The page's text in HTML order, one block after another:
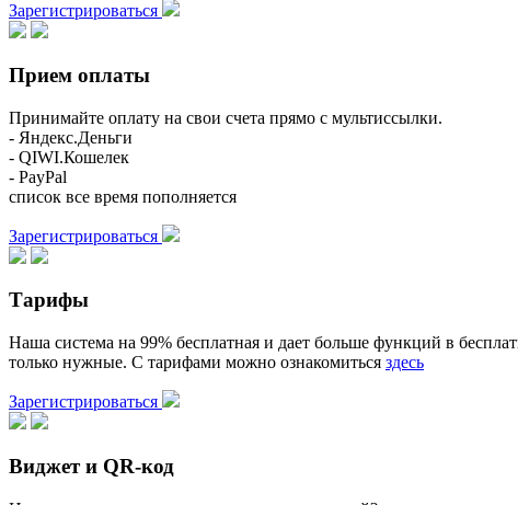
Зарегистрироваться
Прием оплаты
Принимайте оплату на свои счета прямо с мультиссылки.
- Яндекс.Деньги
- QIWI.Кошелек
- PayPal
список все время пополняется
Зарегистрироваться
Тарифы
Наша система на 99% бесплатная и дает больше функций в
только нужные. С тарифами можно ознакомиться здесь
Зарегистрироваться
Виджет и QR-код